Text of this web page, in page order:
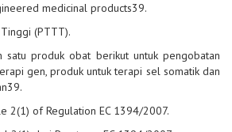
medicinal products39.
(PTTT).
satu produk obat berikut untuk pengobatan
gen, produk untuk terapi sel somatik dan
2(1) of Regulation EC 1394/2007.